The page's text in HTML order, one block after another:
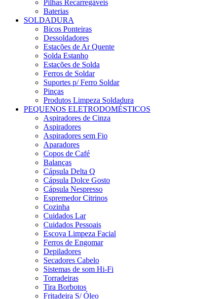
Pilhas Recarregáveis
Baterias
SOLDADURA
Bicos Ponteiras
Dessoldadores
Estações de Ar Quente
Solda Estanho
Estações de Solda
Ferros de Soldar
Suportes p/ Ferro Soldar
Pinças
Produtos Limpeza Soldadura
PEQUENOS ELETRODOMÉSTICOS
Aspiradores de Cinza
Aspiradores
Aspiradores sem Fio
Aparadores
Copos de Café
Balanças
Cápsula Delta Q
Cápsula Dolce Gosto
Cápsula Nespresso
Espremedor Citrinos
Cozinha
Cuidados Lar
Cuidados Pessoais
Escova Limpeza Facial
Ferros de Engomar
Depiladores
Secadores Cabelo
Sistemas de som Hi-Fi
Torradeiras
Tira Borbotos
Fritadeira S/ Óleo